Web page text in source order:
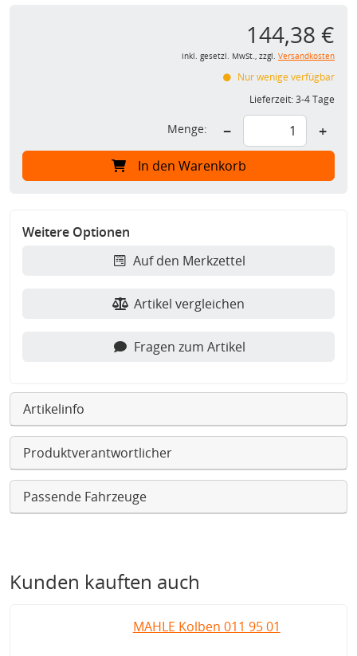
144,38 €
inkl. gesetzl. MwSt., zzgl. Versandkosten
Nur wenige verfügbar
Lieferzeit:3-4 Tage
Menge: − +
In den Warenkorb
Weitere Optionen
Auf den Merkzettel
Artikel vergleichen
Fragen zum Artikel
Artikelinfo
Produktverantwortlicher
Passende Fahrzeuge
Kunden kauften auch
MAHLE Kolben 011 95 01